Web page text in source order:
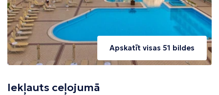
Apskatīt visas 51 bildes
Iekļauts ceļojumā